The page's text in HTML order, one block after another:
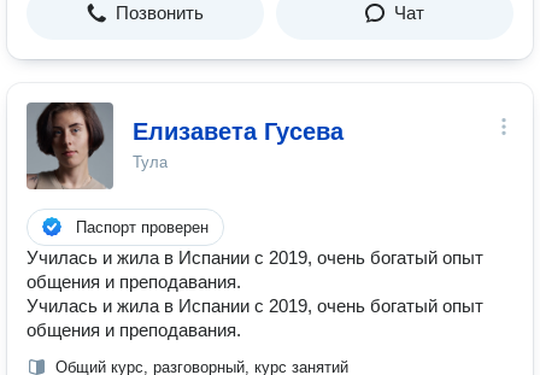
Позвонить Чат
Елизавета Гусева
Тула
Паспорт проверен
Училась и жила в Испании с 2019, очень богатый опыт
общения и преподавания.
Училась и жила в Испании с 2019, очень богатый опыт
общения и преподавания.
Общий курс, разговорный, курс занятий